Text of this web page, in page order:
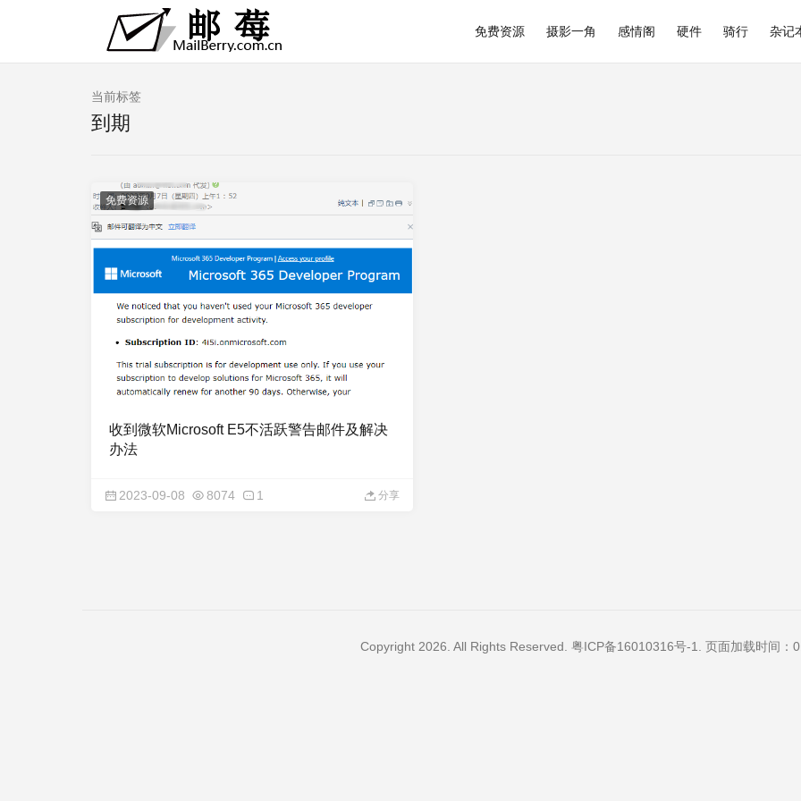
免费资源 摄影一角 感情阁 硬件 骑行 杂记
当前标签
到期
免费资源
收到微软Microsoft E5不活跃警告邮件及解决
办法
2023-09-08 8074 1 分享
Copyright 2026. All Rights Reserved. 粤ICP备16010316号-1 . 页面加载时间：